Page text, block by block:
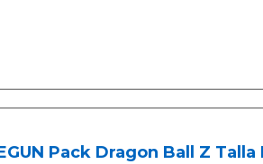
Pack Dragon Ball Z